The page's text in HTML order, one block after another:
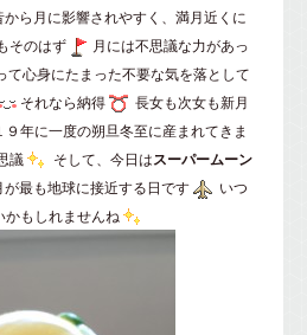
から月に影響されやすく、満月近くに
そのはず
月には不思議な力があっ
て心身にたまった不要な気を落として
それなら納得
長女も次女も新月
年に一度の朔旦冬至に産まれてきま
議 そして、今日はスーパームーン
が最も地球に接近する日です
いつ
かもしれませんね